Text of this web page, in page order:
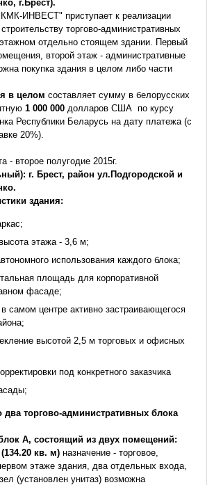
г.Брест).
ИНВЕСТ" приступает к реализации
торгово-административных
отдельно стоящем здании. Первый
второй этаж - административные
покупка здания в целом либо части
в целом составляет сумму в белорусских
1 000 000 долларов США по курсу
Республики Беларусь на дату платежа (с
20%).
- второе полугодие 2015г.
г. Брест, район ул.Подгородской и
здания:
этажа - 3,6 м;
использования каждого блока;
площадь для корпоративной
фасаде;
самом центре активно застраивающегося
высотой 2,5 м торговых и офисных
под конкретного заказчика
два торгово-административных блока
А, состоящий из двух помещений:
кв. м) назначение - торговое,
этаже здания, два отдельных входа,
(установлен унитаз) возможна